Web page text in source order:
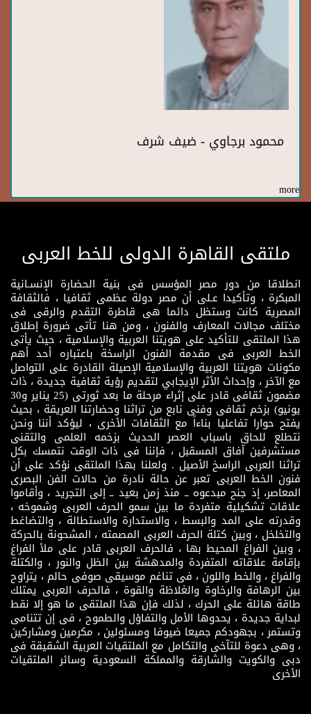
محمود برجاوي - ضيف شرف
more
ملتقى القاهرة الدولى للخط العربى
انطلاقا من دور مصر المؤسس فى بنية الحضارة الإنسـانية
المبكرة ، وتأكيدا عـلى أن مصر دولة عظمى ثقافيا ، فالثقافة
المصرية كانت وستظل دائما هى قاطرة التقدم والرقى فى
مختلف مجالات المعارف والفنون ، ومن هنا تأتى ضرورة إطلاق
هذا الملتقى للتأكيد على هويتنا العربية والإسلامية ، حيث يأتى
الخط العربى فى مقدمة الفنون الراسخة باعتباره أحد أهم
مكونات هويتنا العربية والإسلامية الإصيلة القادرة على التواصل
مع الآخر ، وإحداث الأثر الإيجابي لتقديم رؤية ثقافية جديدة ، ذات
مضمون ثقافى قادر على إثراء مرحلة ما بعد ثورتى (25 يناير و30
يونيو) بزخم ثقافى وفنى نابع من تراثنا وحضارتنا العريقة ، بحيث
يفتح حوارا تفاعليا بناءاً مع الثقافات الأخرى ، ليؤكد أننا ونحن
نتطلع للحاق باسباب العصر الحديث بزخمه العلمى والتقنى
مستشرفين آفاق المسقبل ، فإننا فى ذات الوقت نتمسك بكل
تراثنا العربى الراسخ الأصيل . ولعلنا بهذا الملتقى نؤكد على أن
فنون الخط العربى تعبر عن حالة نادرة من حالات الفن البصرى
المعاصر، إذ جنح مبدعوه ــ منذ زمن بعيد ــ إلى التجريد ، وأقاموا
علاقات تشكيلية متفردة ما بين سمو الحرف العربى وشموخه ،
وقدرته على المد والبسط ، والاستدارة والاستطالة ، والتضاغط
والتخلخل ، وبين كتلة الحرف العربى المصمته ، المشحونة بالحركة
، وبين الفراغ المحيط بها ، فالحرف العربى قادر على ملأ الفراغ
بإقامة علاقاته المتفردة والمدهشة بين الظل والنور ، والكتلة
والفراغ ، والخط واللون ، فى تناغم موسيقى صوفى حالم ، يتراوح
بين الرهافة والرخاوة والغلاظة والقوة ، فالحرف العربى يمتلك
طاقة هائلة على الحرك ، لذلك فإن هذا الملتقى ما هو إلا نقط
لبداية جديدة ، يحدوها الأمل والتفاؤل والطموح ، فى إن تتنامى
وتستمر ، بجهودكم جميعا ضيوفا ومسئولين ، مكرمين ومشاركين
، وهى دعوة للتآخى والتكامل مع الملتقيات العربية الشقيقة فى
دبى والكويت والشارقة والمملكة السعودية وسائر الملتقيات
الأخرى